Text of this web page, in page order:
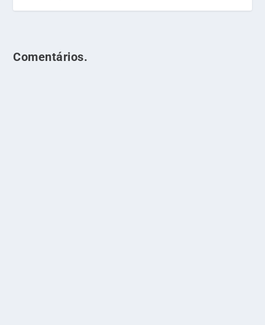
Comentários.